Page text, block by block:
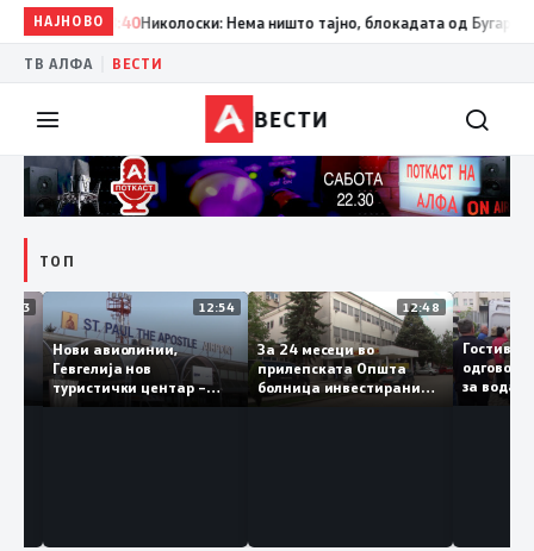
НАЈНОВО
18:40Николоски: Нема ништо тајно, блокадата од Бугарија е
ТВ АЛФА ВЕСТИ
ВЕСТИ
ТОП
16:03
„Св.
12:54
Нови авиолинии,
Гевгелија нов
туристички центар –
туризмот останува
12:48
За 24 месеци во
прилепската Општа
болница инвестирани
за
да ја